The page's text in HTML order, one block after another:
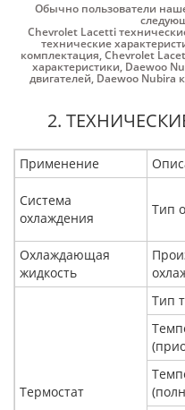
Обычно пользователи
Chevrolet Lacetti
технические
комплектация,Chevrolet
характеристики, Daewoo
двигателей, Daewoo Nubira
2.
Применение
Система
охлаждения
Тип
Охлаждающая
жидкость
Термостат
Тип